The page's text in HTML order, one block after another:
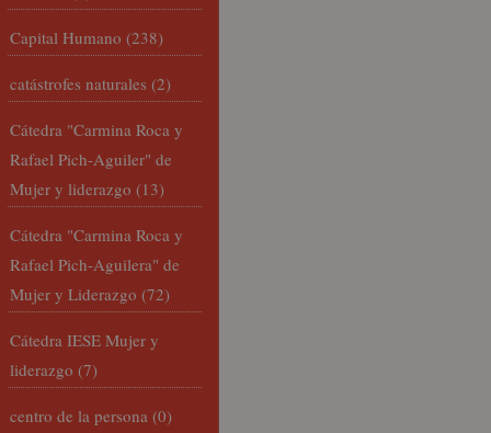
Capital Humano (238)
catástrofes naturales (2)
Cátedra "Carmina Roca y
Rafael Pich-Aguiler" de
Mujer y liderazgo (13)
Cátedra "Carmina Roca y
Rafael Pich-Aguilera" de
Mujer y Liderazgo (72)
Cátedra IESE Mujer y
liderazgo (7)
centro de la persona (0)